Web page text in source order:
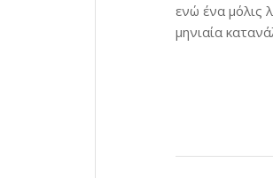
ενώ ένα μόλις
μηνιαία